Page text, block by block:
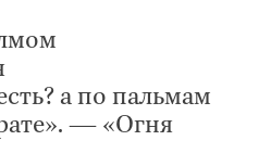
а по пальмам
— «Огня